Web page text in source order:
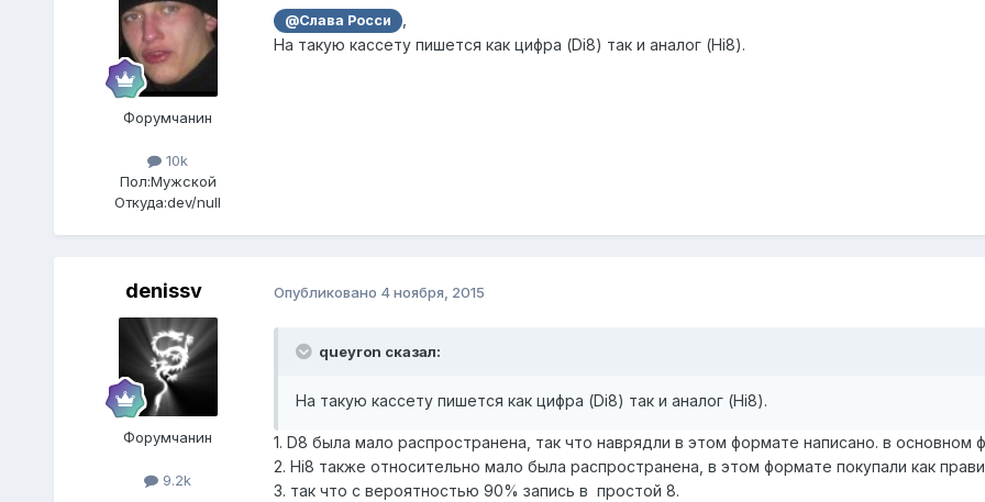
Форумчанин
10k
Пол:Мужской
Откуда:dev/null
@Слава Росси
,
На такую кассету пишется как цифра (Di8) так и аналог (Hi8).
denissv
Форумчанин
9.2k
Опубликовано 4 ноября, 2015
queyron сказал:
На такую кассету пишется как цифра (Di8) так и аналог (Hi8).
1. D8 была мало распространена, так что наврядли в этом формате написано. в основном
2. Hi8 также относительно мало была распространена, в этом формате покупали как
3. так что с вероятностью 90% запись в простой 8.